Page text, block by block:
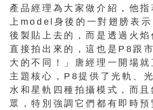
產品經理為大家做介紹，他指
上model身後的一對翅膀表
後製貼上去的，而是透過火焰
直接拍出來的，這也是P8跟
大的不同！」唐經理一開場就
主題核心，P8提供了光軌、
水和星軌四種拍攝模式，而且
眾，特別強調它們都有即時預